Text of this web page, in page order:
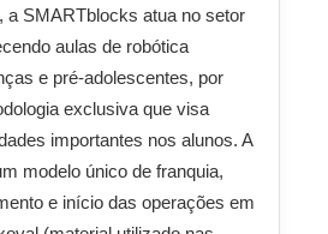
a SMARTblocks atua no setor
aulas de robótica
e pré-adolescentes, por
exclusiva que visa
importantes nos alunos. A
modelo único de franquia,
e início das operações em